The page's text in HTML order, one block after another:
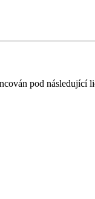
pod následující